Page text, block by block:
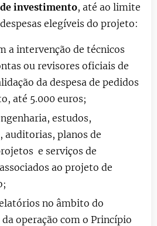
de investimento, até ao limite
elegíveis do projeto:
a intervenção de técnicos
ou revisores oficiais de
da despesa de pedidos
até 5.000 euros;
estudos,
auditorias, planos de
e serviços de
ao projeto de
no âmbito do
operação com o Princípio